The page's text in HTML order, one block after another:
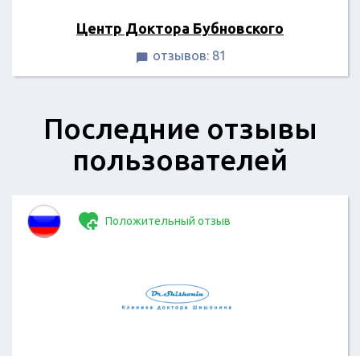
Центр Доктора Бубновского
 отзывов: 81
Последние отзывы
пользователей
Положительный отзыв